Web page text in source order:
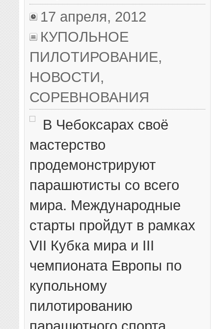
17 апреля, 2012
КУПОЛЬНОЕ
ПИЛОТИРОВАНИЕ,
НОВОСТИ,
СОРЕВНОВАНИЯ
В Чебоксарах своё
мастерство
продемонстрируют
парашютисты со всего
мира. Международные
старты пройдут в рамках
VII Кубка мира и III
чемпионата Европы по
купольному
пилотированию
парашютного спорта,